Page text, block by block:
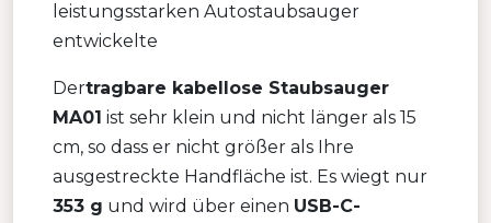
leistungsstarken Autostaubsauger
entwickelte
Dertragbare kabellose Staubsauger
MA01 ist sehr klein und nicht länger als 15
cm, so dass er nicht größer als Ihre
ausgestreckte Handfläche ist. Es wiegt nur
353 g und wird über einen USB-C-